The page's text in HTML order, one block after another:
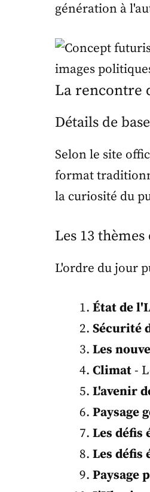
génération à
La rencontre
Détails de base
Selon le site
format
la curiosité du
Les 13
L'ordre du jour
État de
Sécurité
Les
Climat-
L'avenir
Paysage
Les défis
Les défis
Paysage